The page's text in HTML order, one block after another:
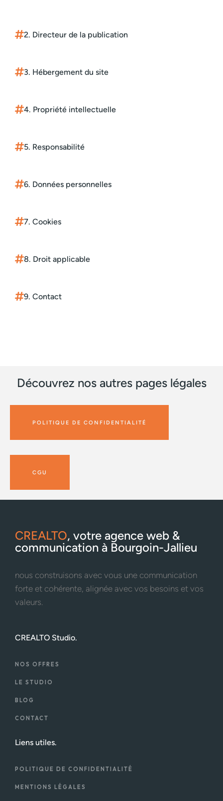
2. Directeur de la publication
3. Hébergement du site
4. Propriété intellectuelle
5. Responsabilité
6. Données personnelles
7. Cookies
8. Droit applicable
9. Contact
Découvrez nos autres pages légales
POLITIQUE DE CONFIDENTIALITÉ
CGU
CREALTO, votre agence web &
communication à Bourgoin-Jallieu
nous construisons avec vous une communication
forte et cohérente, alignée avec vos besoins et vos
valeurs.
CREALTO Studio.
NOS OFFRES
LE STUDIO
BLOG
CONTACT
Liens utiles.
POLITIQUE DE CONFIDENTIALITÉ
MENTIONS LÉGALES